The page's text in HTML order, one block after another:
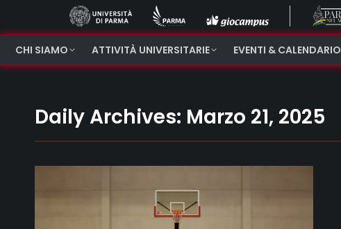
CHI SIAMO ATTIVITÀ UNIVERSITARIE EVENTI & CALENDARIO
Daily Archives: Marzo 21, 2025